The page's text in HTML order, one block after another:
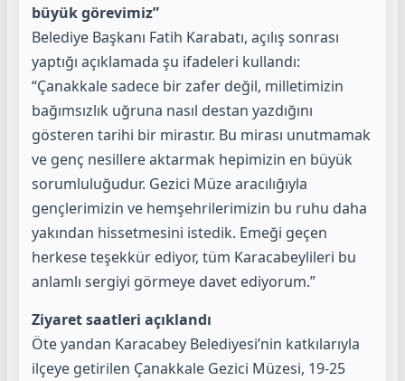
büyük görevimiz”
Belediye Başkanı Fatih Karabatı, açılış sonrası
yaptığı açıklamada şu ifadeleri kullandı:
“Çanakkale sadece bir zafer değil, milletimizin
bağımsızlık uğruna nasıl destan yazdığını
gösteren tarihi bir mirastır. Bu mirası unutmamak
ve genç nesillere aktarmak hepimizin en büyük
sorumluluğudur. Gezici Müze aracılığıyla
gençlerimizin ve hemşehrilerimizin bu ruhu daha
yakından hissetmesini istedik. Emeği geçen
herkese teşekkür ediyor, tüm Karacabeylileri bu
anlamlı sergiyi görmeye davet ediyorum.”
Ziyaret saatleri açıklandı
Öte yandan Karacabey Belediyesi’nin katkılarıyla
ilçeye getirilen Çanakkale Gezici Müzesi, 19-25